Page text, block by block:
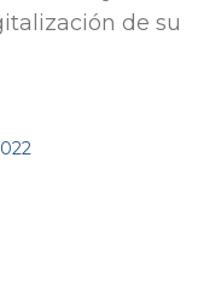
de su